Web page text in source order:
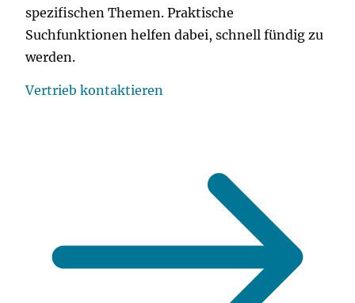
spezifischen Themen. Praktische
Suchfunktionen helfen dabei, schnell fündig zu
werden.
Vertrieb kontaktieren